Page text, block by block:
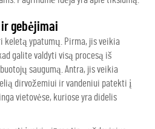
gebėjimai
keletą ypatumų. Pirma, jis veikia
galite valdyti visą procesą iš
saugumą. Antra, jis veikia
dirvožemiui ir vandeniui patekti į
vietovėse, kuriose yra didelis